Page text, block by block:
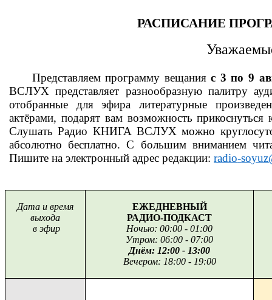
РАСПИСАНИЕ
Представляем программу вещанияс 3 по 9
ВСЛУХ представляет разнообразную палитру
отобранные для эфира литературные
актёрами, подарят вам возможность
Слушать Радио КНИГА ВСЛУХ можно
абсолютно бесплатно. С большим вниманием
Пишите на электронный адрес редакции:radio-soyuz
Дата и время
выхода
в эфир
ЕЖЕДНЕВНЫЙ
РАДИО-ПОДКАСТ
Ночью: 00:00 - 01:00
Утром: 06:00 - 07:00
Днём: 12:00 - 13:00
Вечером: 18:00 - 19:00